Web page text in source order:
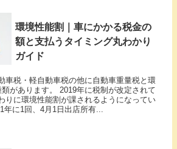
環境性能割｜車にかかる税金の
額と支払うタイミング丸わかり
ガイド
車税・軽自動車税の他に自動車重量税と環
があります。 2019年に税制が改定されて
りに環境性能割が課されるようになってい
年に1回、4月1日出店所有...